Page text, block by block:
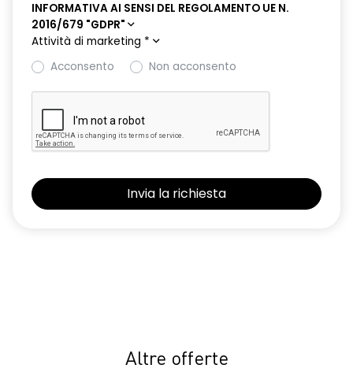
INFORMATIVA AI SENSI DEL REGOLAMENTO UE N.
2016/679 "GDPR"
Attività di marketing *
Acconsento
Non acconsento
Altre offerte